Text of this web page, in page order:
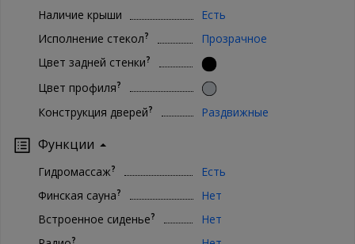
Наличие крыши
Есть
Исполнение стекол?
Прозрачное
Цвет задней стенки?
Цвет профиля?
Конструкция дверей? Раздвижные
Функции
Гидромассаж?
Есть
Финская сауна?
Нет
Встроенное сиденье?
Нет
?